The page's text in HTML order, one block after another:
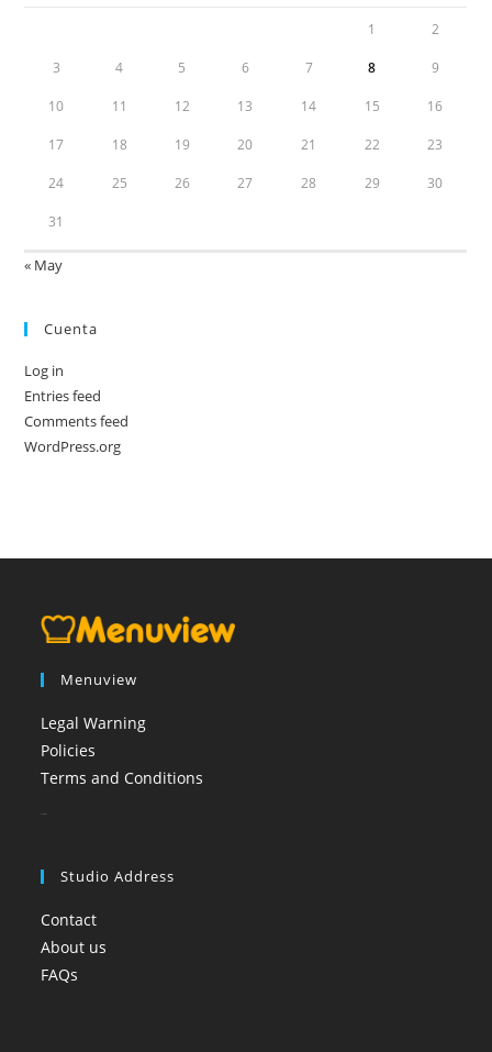
1 2
3 4 5 6 7 8 9
10 11 12 13 14 15 16
17 18 19 20 21 22 23
24 25 26 27 28 29 30
31
« May
Cuenta
Log in
Entries feed
Comments feed
WordPress.org
Menuview
Legal Warning
Policies
Terms and Conditions
Studio Address
Contact
About us
FAQs